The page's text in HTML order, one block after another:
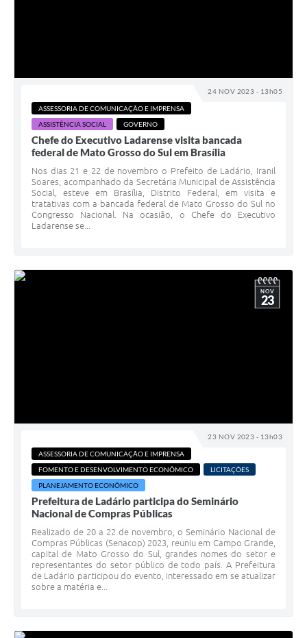
24 NOV 2023 - 13h05
ASSESSORIA DE COMUNICAÇÃO E IMPRENSA
ASSISTÊNCIA SOCIAL
GOVERNO
Chefe do Executivo Ladarense visita bancada
federal de Mato Grosso do Sul em Brasília
Nos dias 21 e 22 de novembro o Prefeito de Ladário, Iranil
Soares, acompanhado da Secretária Municipal de Assistência
Social, esteve em Brasília, Distrito Federal, em visita e
tratativas com a bancada federal de Mato Grosso do Sul no
Congresso Nacional. Na ocasião, o Chefe do Executivo
Ladarense se...
23 NOV 2023 - 13h03
NOV
23
ASSESSORIA DE COMUNICAÇÃO E IMPRENSA
FOMENTO E DESENVOLVIMENTO ECONÔMICO
LICITAÇÕES
PLANEJAMENTO ECONÔMICO
Prefeitura de Ladário participa do Seminário
Nacional de Compras Públicas
Realizado de 20 a 22 de novembro, o Seminário Nacional de
Compras Públicas (Senacop) 2023, reuniu em Campo Grande,
capital de Mato Grosso do Sul, grandes nomes do setor e
representantes do setor público de todo país. A Prefeitura
de Ladário participou do evento, interessado em se atualizar
sobre a matéria e...